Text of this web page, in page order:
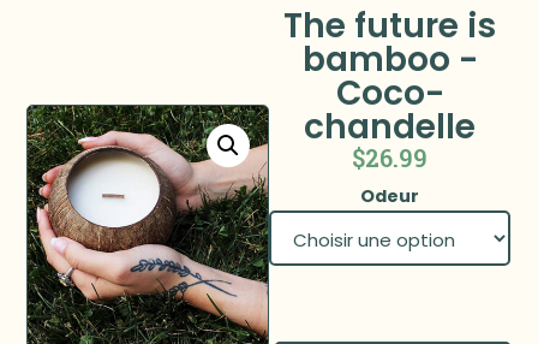
The future is
bamboo -
Coco-
chandelle
$26.99
Odeur